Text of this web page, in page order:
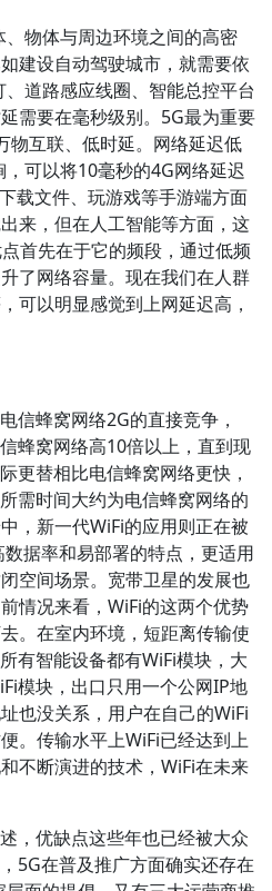
物体与周边环境之间的高密
建设自动驾驶城市，就需要依
道路感应线圈、智能总控平台
需要在毫秒级别。5G最为重要
物互联、低时延。网络延迟低
可以将10毫秒的4G网络延迟
载文件、玩游戏等手游端方面
来，但在人工智能等方面，这
首先在于它的频段，通过低频
了网络容量。现在我们在人群
可以明显感觉到上网延迟高，
信蜂窝网络2G的直接竞争，
蜂窝网络高10倍以上，直到现
更替相比电信蜂窝网络更快，
需时间大约为电信蜂窝网络的
，新一代WiFi的应用则正在被
据率和易部署的特点，更适用
空间场景。宽带卫星的发展也
情况来看，WiFi的这两个优势
。在室内环境，短距离传输使
有智能设备都有WiFi模块，大
模块，出口只用一个公网IP地
也没关系，用户在自己的WiFi
。传输水平上WiFi已经达到上
不断演进的技术，WiFi在未来
，优缺点这些年也已经被大众
5G在普及推广方面确实还存在